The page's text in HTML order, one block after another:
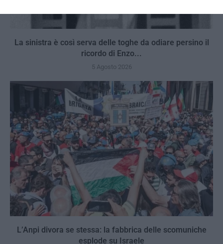
La sinistra è così serva delle toghe da odiare persino il
ricordo di Enzo...
5 Agosto 2026
L’Anpi divora se stessa: la fabbrica delle scomuniche
esplode su Israele